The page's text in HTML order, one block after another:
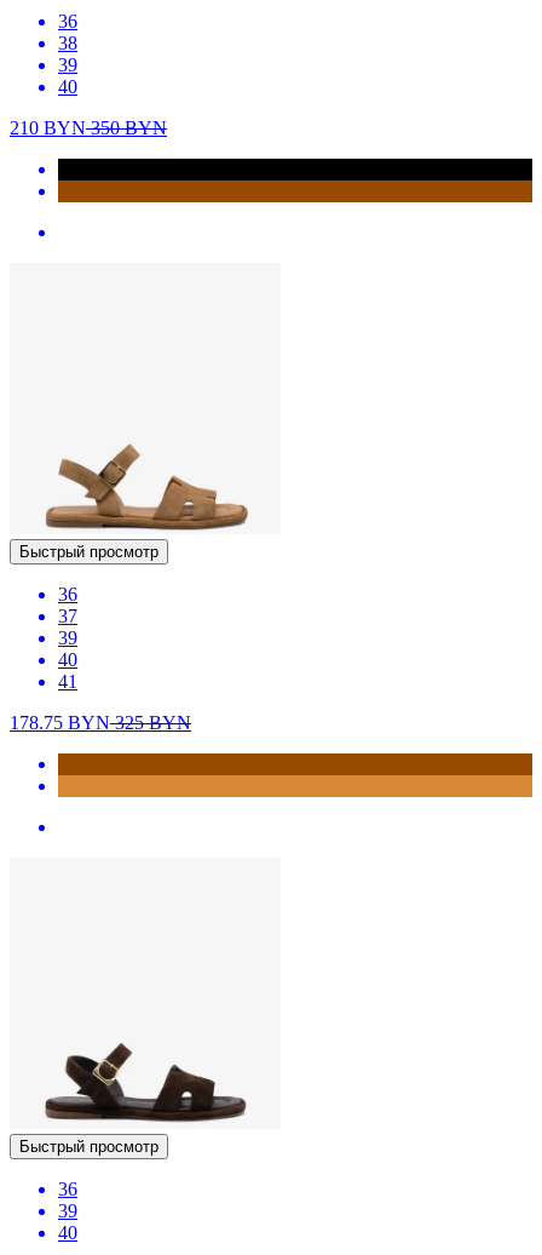
36
38
39
40
210 BYN350BYN
Быстрый просмотр
36
37
39
40
41
178.75 BYN325BYN
Быстрый просмотр
36
39
40